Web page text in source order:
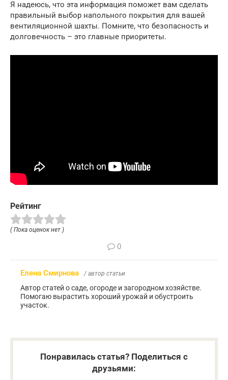
Я надеюсь, что эта информация поможет вам сделать
правильный выбор напольного покрытия для вашей
вентиляционной шахты. Помните, что безопасность и
долговечность – это главные приоритеты.
Рейтинг
( Пока оценок нет )
0
Елена Смирнова / автор статьи
Автор статей о саде, огороде и загородном хозяйстве.
Помогаю вырастить хороший урожай и обустроить
участок.
Понравилась статья? Поделиться с
друзьями: